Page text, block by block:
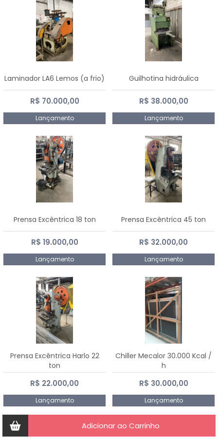
Laminador LA6 Lemos (a frio)
R$ 70.000,00
Lançamento
Guilhotina hidráulica
R$ 38.000,00
Lançamento
Prensa Excêntrica 18 ton
R$ 19.000,00
Lançamento
Prensa Excêntrica 45 ton
R$ 32.000,00
Lançamento
Prensa Excêntrica Harlo 22
ton
R$ 22.000,00
Lançamento
Chiller Mecalor 30.000 Kcal /
h
R$ 30.000,00
Lançamento
Adicionar ao Carrinho